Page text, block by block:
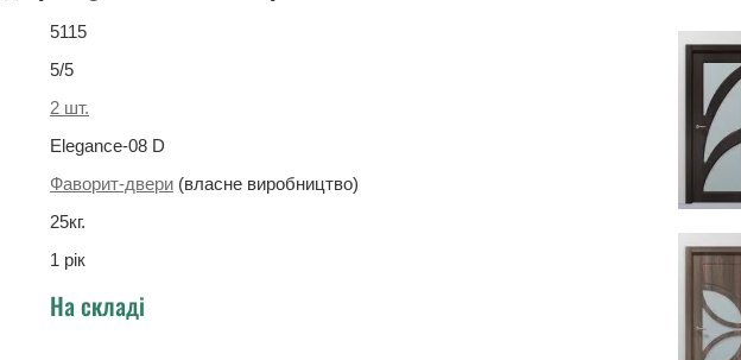
5115
5/5
2 шт.
Elegance-08 D
Фаворит-двери (власне виробництво)
25кг.
1 рік
На складі